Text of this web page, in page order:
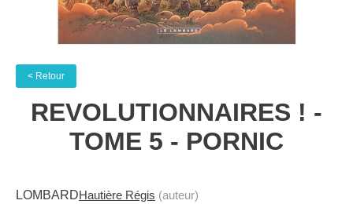
< Retour
REVOLUTIONNAIRES ! -
TOME 5 - PORNIC
LOMBARDHautière Régis (auteur)